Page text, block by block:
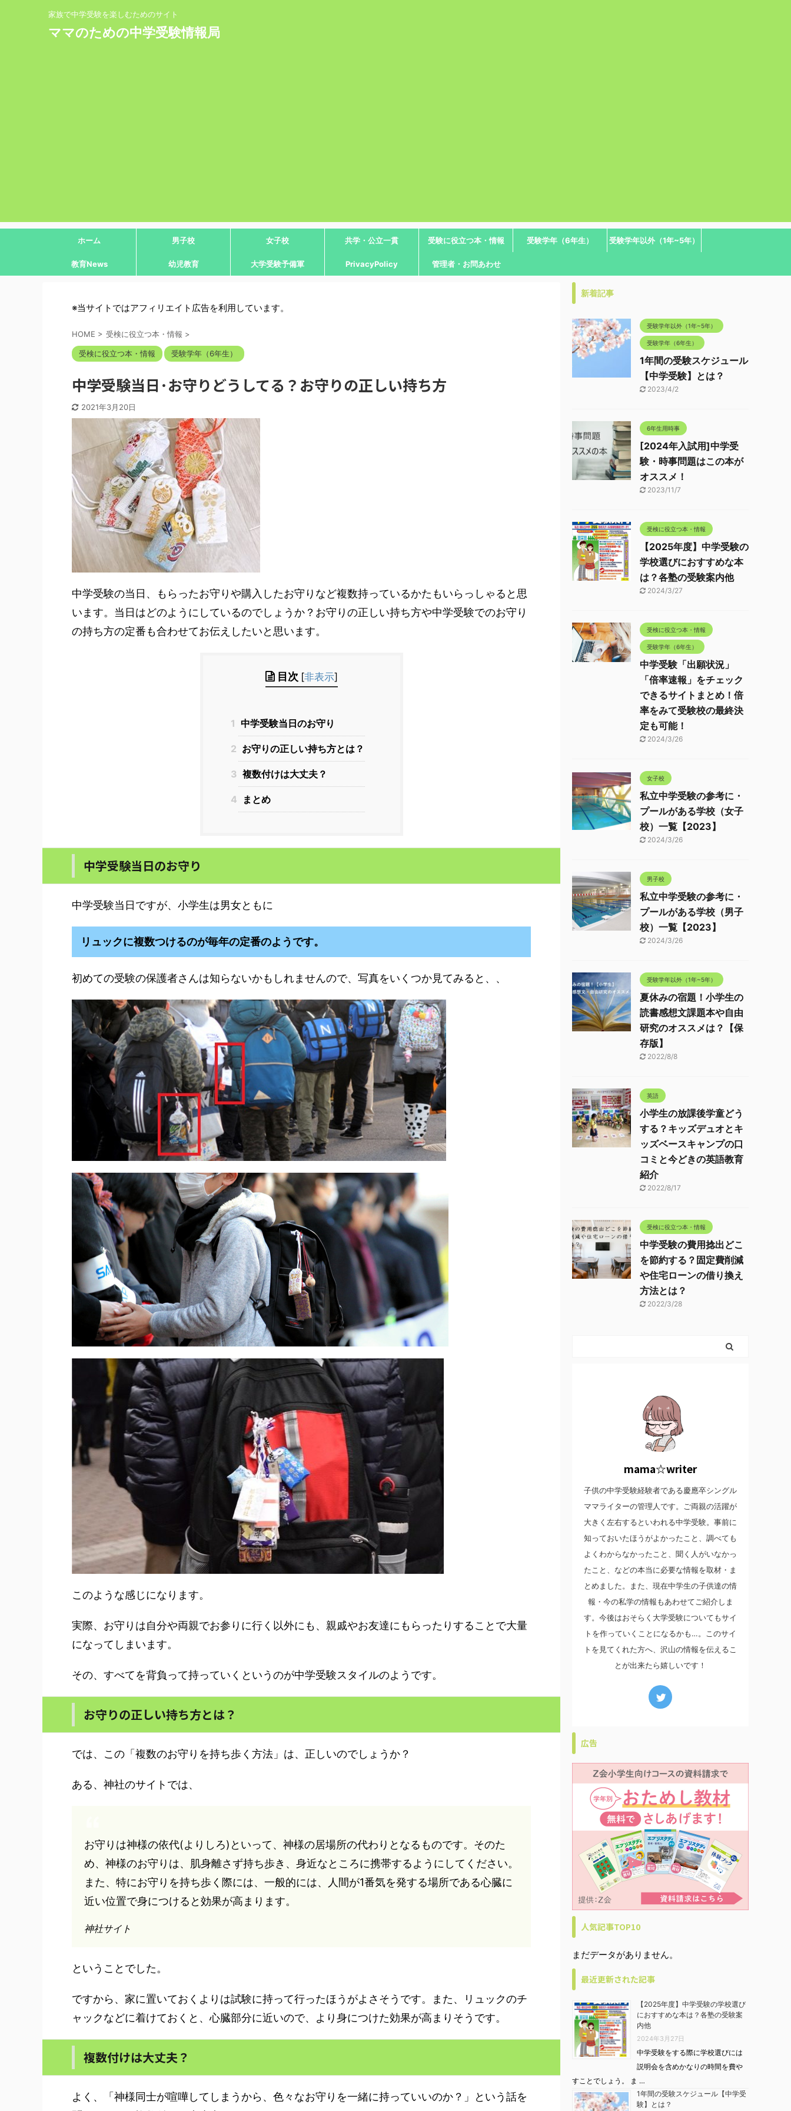
家族で中学受験を楽しむためのサイト
ママのための中学受験情報局
ホーム 男子校 女子校 共学・公立一貫 受験に役立つ本・情報 受験学年（6年生） 受験学年以外（1年~5年）
教育News 幼児教育 大学受験予備軍 PrivacyPolicy 管理者・お問あわせ
※当サイトではアフィリエイト広告を利用しています。
HOME > 受検に役立つ本・情報 >
受検に役立つ本・情報 受験学年（6年生）
中学受験当日･お守りどうしてる？お守りの正しい持ち方
2021年3月20日
中学受験の当日、もらったお守りや購入したお守りなど複数持っているかたもいらっしゃると思
います。当日はどのようにしているのでしょうか？お守りの正しい持ち方や中学受験でのお守り
の持ち方の定番も合わせてお伝えしたいと思います。
目次 [非表示]
1 中学受験当日のお守り
2 お守りの正しい持ち方とは？
3 複数付けは大丈夫？
4 まとめ
中学受験当日のお守り
中学受験当日ですが、小学生は男女ともに
リュックに複数つけるのが毎年の定番のようです。
初めての受験の保護者さんは知らないかもしれませんので、写真をいくつか見てみると、、
このような感じになります。
実際、お守りは自分や両親でお参りに行く以外にも、親戚やお友達にもらったりすることで大量
になってしまいます。
その、すべてを背負って持っていくというのが中学受験スタイルのようです。
お守りの正しい持ち方とは？
では、この「複数のお守りを持ち歩く方法」は、正しいのでしょうか？
ある、神社のサイトでは、
お守りは神様の依代(よりしろ)といって、神様の居場所の代わりとなるものです。そのた
め、神様のお守りは、肌身離さず持ち歩き、身近なところに携帯するようにしてください。
また、特にお守りを持ち歩く際には、一般的には、人間が1番気を発する場所である心臓に
近い位置で身につけると効果が高まります。
神社サイト
ということでした。
ですから、家に置いておくよりは試験に持って行ったほうがよさそうです。また、リュックのチ
ャックなどに着けておくと、心臓部分に近いので、より身につけた効果が高まりそうです。
複数付けは大丈夫？
よく、「神様同士が喧嘩してしまうから、色々なお守りを一緒に持っていいのか？」という話を
新着記事
受験学年以外（1年~5年）
受験学年（6年生）
1年間の受験スケジュール
【中学受験】とは？
2023/4/2
6年生用時事
[2024年入試用]中学受
験・時事問題はこの本が
オススメ！
2023/11/7
受検に役立つ本・情報
【2025年度】中学受験の
学校選びにおすすめな本
は？各塾の受験案内他
2024/3/27
受検に役立つ本・情報
受験学年（6年生）
中学受験「出願状況」
「倍率速報」をチェック
できるサイトまとめ！倍
率をみて受験校の最終決
定も可能！
2024/3/26
女子校
私立中学受験の参考に・
プールがある学校（女子
校）一覧【2023】
2024/3/26
男子校
私立中学受験の参考に・
プールがある学校（男子
校）一覧【2023】
2024/3/26
受験学年以外（1年~5年）
夏休みの宿題！小学生の
読書感想文課題本や自由
研究のオススメは？【保
存版】
2022/8/8
英語
小学生の放課後学童どう
する？キッズデュオとキ
ッズベースキャンプの口
コミと今どきの英語教育
紹介
2022/8/17
受検に役立つ本・情報
中学受験の費用捻出どこ
を節約する？固定費削減
や住宅ローンの借り換え
方法とは？
2022/3/28
mama☆writer
子供の中学受験経験者である慶應卒シングル
ママライターの管理人です。ご両親の活躍が
大きく左右するといわれる中学受験。事前に
知っておいたほうがよかったこと、調べても
よくわからなかったこと、聞く人がいなかっ
たこと、などの本当に必要な情報を取材・ま
とめました。また、現在中学生の子供達の情
報・今の私学の情報もあわせてご紹介しま
す。今後はおそらく大学受験についてもサイ
トを作っていくことになるかも…。このサイ
トを見てくれた方へ、沢山の情報を伝えるこ
とが出来たら嬉しいです！
広告
人気記事TOP10
まだデータがありません。
最近更新された記事
【2025年度】中学受験の学校選び
におすすめな本は？各塾の受験案
内他
2024年3月27日
中学受験をする際に学校選びには
説明会を含めかなりの時間を費や
すことでしょう。 ま …
1年間の受験スケジュール【中学受
験】とは？